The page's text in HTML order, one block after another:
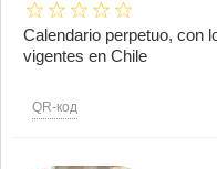
Calendario perpetuo, con
vigentes en Chile
QR-код